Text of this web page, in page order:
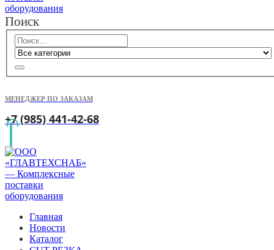
Поиск
МЕНЕДЖЕР ПО ЗАКАЗАМ
+7 (985) 441-42-68
Главная
Новости
Каталог